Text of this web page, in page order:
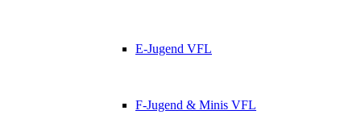
E-Jugend VFL
F-Jugend & Minis VFL